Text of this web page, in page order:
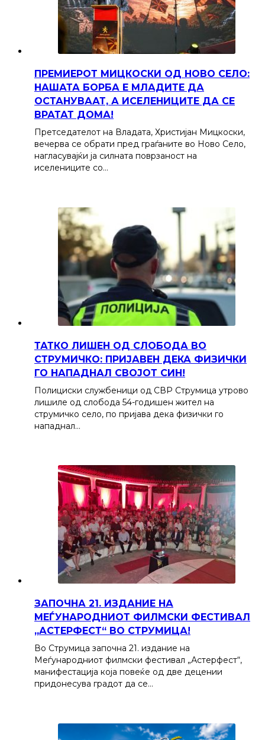
ПРЕМИЕРОТ МИЦКОСКИ ОД НОВО СЕЛО:
НАШАТА БОРБА Е МЛАДИТЕ ДА
ОСТАНУВААТ, А ИСЕЛЕНИЦИТЕ ДА СЕ
ВРАТАТ ДОМА!
Претседателот на Владата, Христијан Мицкоски,
вечерва се обрати пред граѓаните во Ново Село,
нагласувајќи ја силната поврзаност на
иселениците со…
ТАТКО ЛИШЕН ОД СЛОБОДА ВО
СТРУМИЧКО: ПРИЈАВЕН ДЕКА ФИЗИЧКИ
ГО НАПАДНАЛ СВОЈОТ СИН!
Полициски службеници од СВР Струмица утрово
лишиле од слобода 54-годишен жител на
струмичко село, по пријава дека физички го
нападнал…
ЗАПОЧНА 21. ИЗДАНИЕ НА
МЕЃУНАРОДНИОТ ФИЛМСКИ ФЕСТИВАЛ
„АСТЕРФЕСТ“ ВО СТРУМИЦА!
Во Струмица започна 21. издание на
Меѓународниот филмски фестивал „Астерфест“,
манифестација која повеќе од две децении
придонесува градот да се…